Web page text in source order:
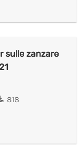
sulle zanzare
818